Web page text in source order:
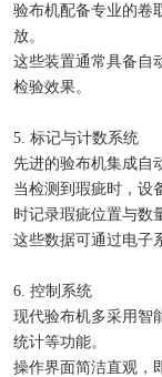
验布机配备专业的卷
放。
这些装置通常具备自
检验效果。
5. 标记与计数系统
先进的验布机集成自
当检测到瑕疵时，设
时记录瑕疵位置与数
这些数据可通过电子
6. 控制系统
现代验布机多采用智
统计等功能。
操作界面简洁直观，